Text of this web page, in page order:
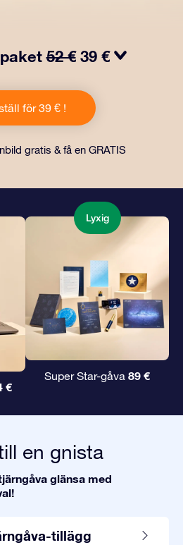
52 € 39 €
och personliga dokument
som du väljer, samt digitala
av våra appar. Det är ett
kära.
för 39 € !
gratis & få en GRATIS
€
Lyxig
Super Star-gåva 89 €
en gnista
glänsa med
tillägg